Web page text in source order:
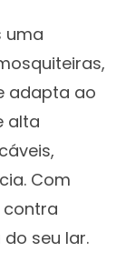
uma
adapta ao
alta
Com
contra
seu lar.